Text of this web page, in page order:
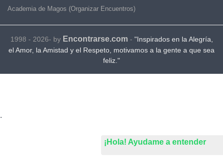
¡Hola! Ayudame a entender
Academia de Magos (Organizar Encuentros)
1998 - 2026- by Encontrarse.com- "Inspirados en la Alegría,
el Amor, la Amistad y el Respeto, motivamos a la gente a que sea
feliz."
.